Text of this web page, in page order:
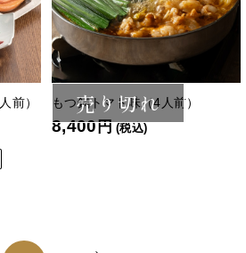
前） 売り切れ
もつ鍋トマト味（4人前）
8,400円 (税込)